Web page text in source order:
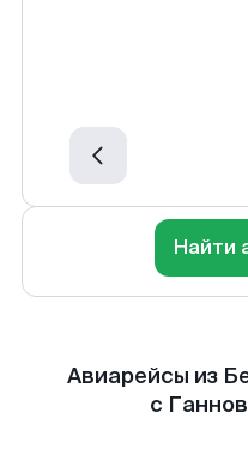
Найти
Авиарейсы из
с